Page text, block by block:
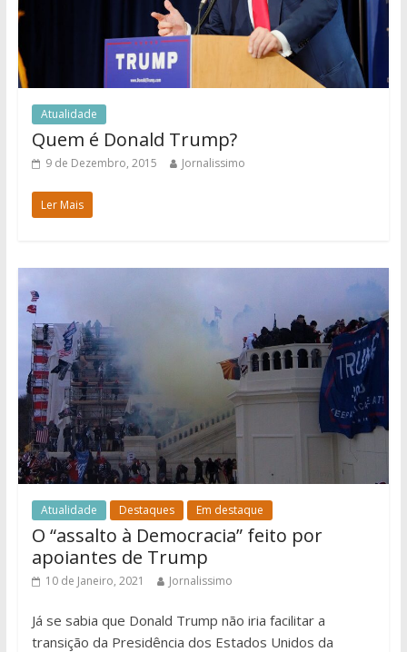
Atualidade
Quem é Donald Trump?
9 de Dezembro, 2015 Jornalissimo
Ler Mais
Atualidade Destaques Em destaque
O “assalto à Democracia” feito por
apoiantes de Trump
10 de Janeiro, 2021 Jornalissimo
Já se sabia que Donald Trump não iria facilitar a
transição da Presidência dos Estados Unidos da